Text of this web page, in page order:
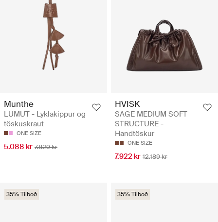
Munthe
LUMUT - Lyklakippur og
töskuskraut
ONE SIZE
5.088 kr 7.829 kr
HVISK
SAGE MEDIUM SOFT
STRUCTURE -
Handtöskur
ONE SIZE
7.922 kr 12.189 kr
35% Tilboð 35% Tilboð